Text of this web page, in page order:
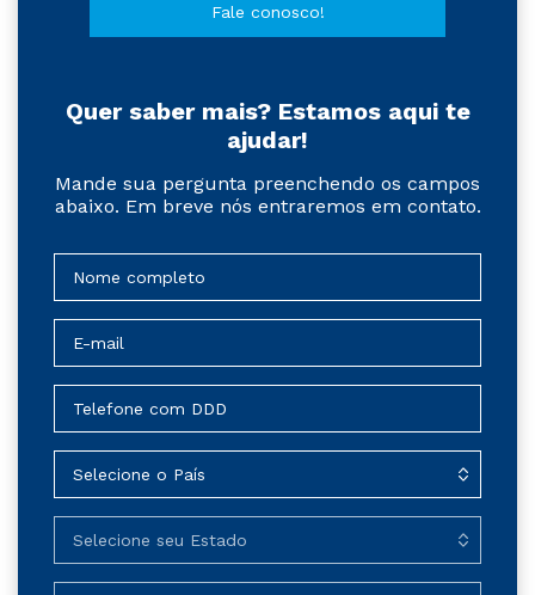
Fale conosco!
Quer saber mais? Estamos aqui te
ajudar!
Mande sua pergunta preenchendo os campos
abaixo. Em breve nós entraremos em contato.